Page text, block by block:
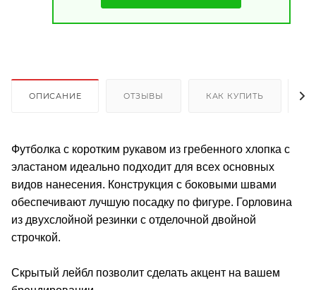
ОПИСАНИЕ ОТЗЫВЫ КАК КУПИТЬ
Футболка с коротким рукавом из гребенного хлопка с
эластаном идеально подходит для всех основных
видов нанесения. Конструкция с боковыми швами
обеспечивают лучшую посадку по фигуре. Горловина
из двухслойной резинки с отделочной двойной
строчкой.
Скрытый лейбл позволит сделать акцент на вашем